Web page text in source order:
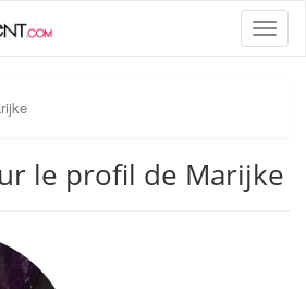
Toggle
le profil de Marijke